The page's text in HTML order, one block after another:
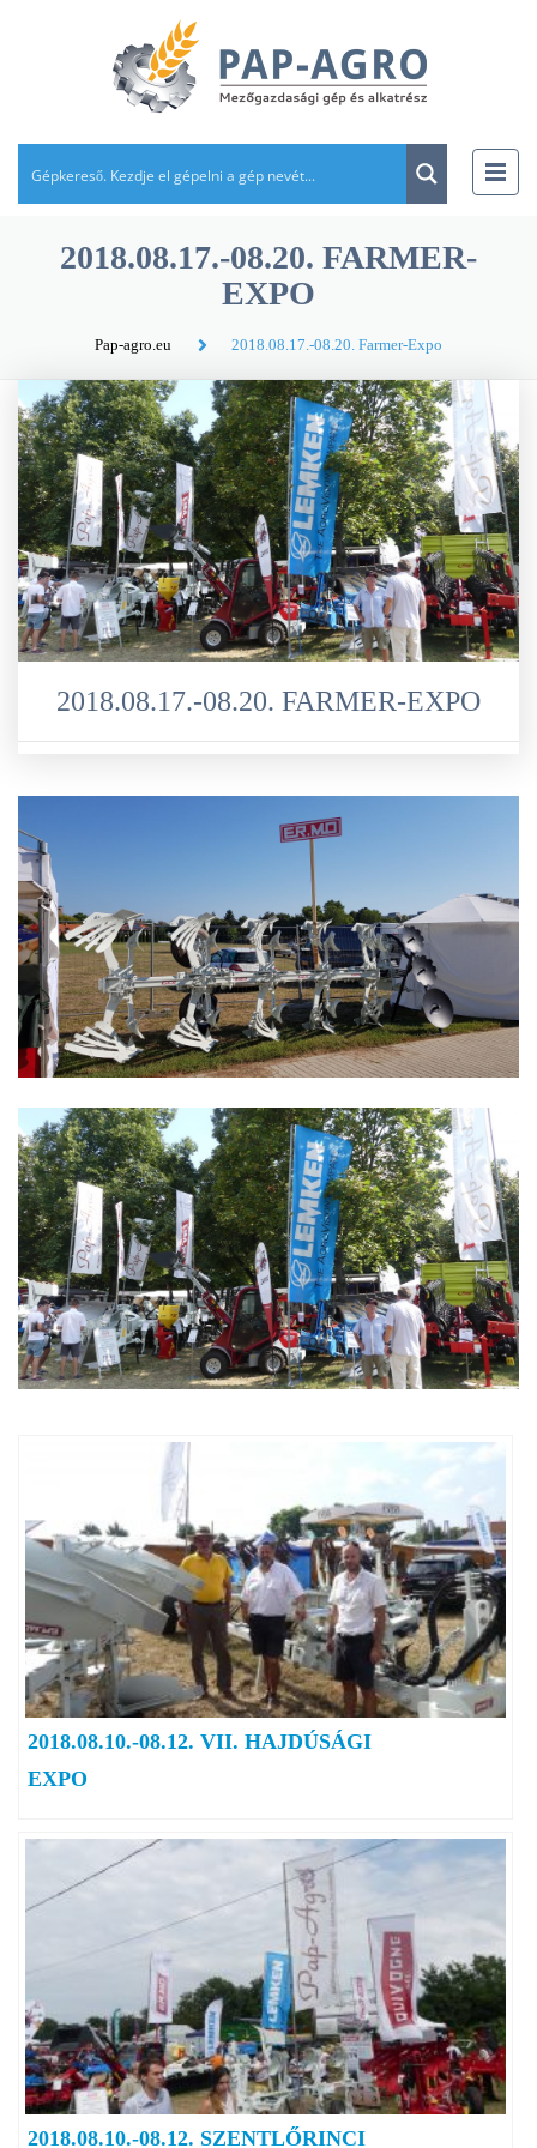
2018.08.17.-08.20. FARMER-
EXPO
Pap-agro.eu 2018.08.17.-08.20. Farmer-Expo
2018.08.17.-08.20. FARMER-EXPO
2018.08.10.-08.12. VII. HAJDÚSÁGI
EXPO
2018.08.10.-08.12. SZENTLŐRINCI